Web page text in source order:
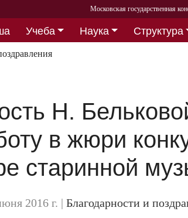
Московская государственная
Учеба Наука Структура
Н.
в жюри
старинной
2016 г. | Благодарности и